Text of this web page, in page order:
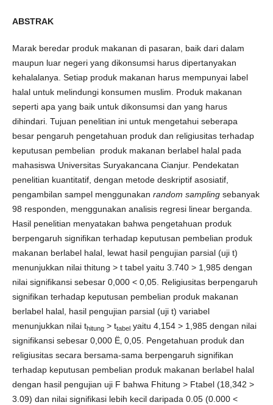
ABSTRAK
Marak beredar produk makanan di pasaran, baik dari dalam
maupun luar negeri yang dikonsumsi harus dipertanyakan
kehalalanya. Setiap produk makanan harus mempunyai label
halal untuk melindungi konsumen muslim. Produk makanan
seperti apa yang baik untuk dikonsumsi dan yang harus
dihindari. Tujuan penelitian ini untuk mengetahui seberapa
besar pengaruh pengetahuan produk dan religiusitas terhadap
keputusan pembelian produk makanan berlabel halal pada
mahasiswa Universitas Suryakancana Cianjur. Pendekatan
penelitian kuantitatif, dengan metode deskriptif asosiatif,
pengambilan sampel menggunakan random samplingsebanyak
98 responden, menggunakan analisis regresi linear berganda.
Hasil penelitian menyatakan bahwa pengetahuan produk
berpengaruh signifikan terhadap keputusan pembelian produk
makanan berlabel halal, lewat hasil pengujian parsial (uji t)
menunjukkan nilai thitung > t tabel yaitu 3.740 > 1,985 dengan
nilai signifikansi sebesar 0,000 < 0,05. Religiusitas berpengaruh
signifikan terhadap keputusan pembelian produk makanan
berlabel halal, hasil pengujian parsial (uji t) variabel
menunjukkan nilai thitung> ttabelyaitu 4,154 > 1,985 dengan nilai
signifikansi sebesar 0,000 Ë‚ 0,05. Pengetahuan produk dan
religiusitas secara bersama-sama berpengaruh signifikan
terhadap keputusan pembelian produk makanan berlabel halal
dengan hasil pengujian uji F bahwa Fhitung > Ftabel (18,342 >
3.09) dan nilai signifikasi lebih kecil daripada 0.05 (0.000 <